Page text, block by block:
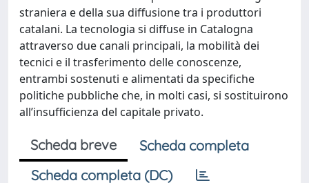
straniera e della sua diffusione tra i produttori
catalani. La tecnologia si diffuse in Catalogna
attraverso due canali principali, la mobilità dei
tecnici e il trasferimento delle conoscenze,
entrambi sostenuti e alimentati da specifiche
politiche pubbliche che, in molti casi, si sostituirono
all’insufficienza del capitale privato.
Scheda breve
Scheda completa
Scheda completa (DC)